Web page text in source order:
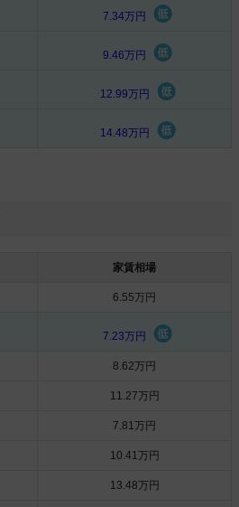
7.34万円
9.46万円
12.99万円
14.48万円
家賃相場
6.55万円
7.23万円
8.62万円
11.27万円
7.81万円
10.41万円
13.48万円